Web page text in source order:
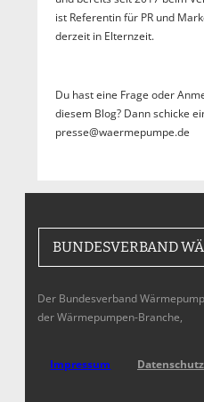
ist Referentin für PR und
derzeit in Elternzeit.
Du hast eine Frage oder
diesem Blog? Dann schicke
presse@waermepumpe.de
BUNDESVERBAND
Der Bundesverband
der Wärmepumpen-Branche,
Impressum Datenschutz